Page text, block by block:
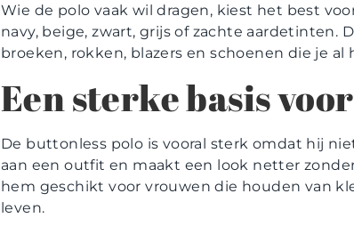
Wie de polo vaak wil dragen, kiest het best
navy, beige, zwart, grijs of zachte aardetinten.
broeken, rokken, blazers en schoenen die je al
Een sterke basis
De buttonless polo is vooral sterk omdat hij
aan een outfit en maakt een look netter
hem geschikt voor vrouwen die houden van
leven.